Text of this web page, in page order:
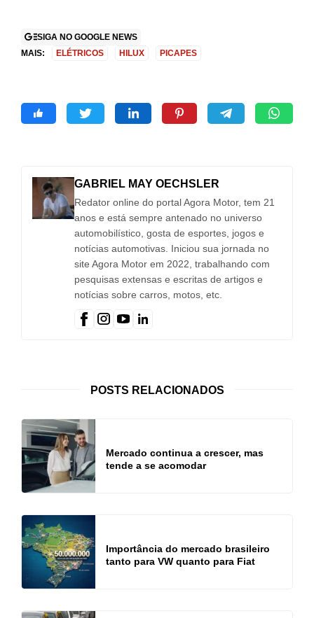
SIGA NO GOOGLE NEWS
MAIS:
ELÉTRICOS HILUX PICAPES
GABRIEL MAY OECHSLER
Redator online do portal Agora Motor, tem 21
anos e está sempre antenado no universo
automobilístico, gosta de esportes, jogos e
notícias automotivas. Iniciou sua jornada no
site Agora Motor em 2022, trabalhando com
pesquisas extensas e escritas de artigos e
notícias sobre carros, motos, etc.
POSTS RELACIONADOS
Mercado continua a crescer, mas
tende a se acomodar
Importância do mercado brasileiro
tanto para VW quanto para Fiat